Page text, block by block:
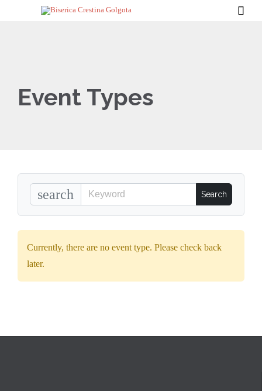

Event Types
search
Currently, there are no event type. Please check back
later.